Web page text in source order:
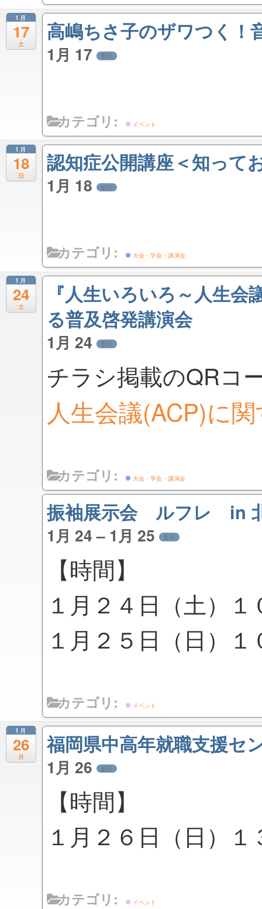
1月
17
土
高嶋ちさ子のザワつく！
1月 17 全日
カテゴリ: イベント
1月
18
日
認知症公開講座＜知って
1月 18 全日
カテゴリ: 大会・学会・講演会
1月
24
土
『人生いろいろ～人生
る普及啓発講演会
1月 24 全日
チラシ掲載のQRコ
人生会議(ACP)に
カテゴリ: 大会・学会・講演会
振袖展示会 ルフレ in
1月 24 – 1月 25 全日
【時間】
１月２４日（土）
１月２５日（日）
カテゴリ: イベント
1月
26
月
福岡県中高年就職支援セ
1月 26 全日
【時間】
１月２６日（日）
カテゴリ: イベント